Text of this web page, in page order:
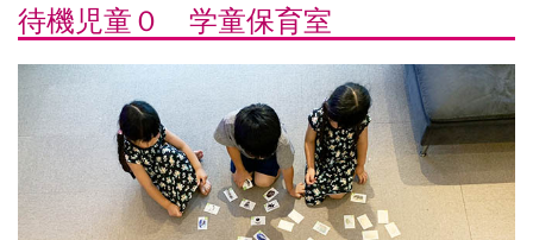
待機児童０ 学童保育室